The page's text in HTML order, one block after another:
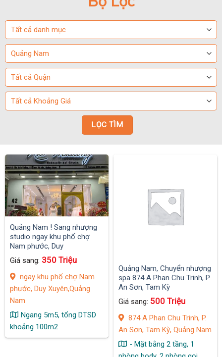
Quảng Nam ! Sang nhượng
studio ngay khu phố chợ
Nam phước, Duy
Xuyên,Quảng Nam
Giá sang: 350 Triệu
ngay khu phố chợ Nam
phước, Duy Xuyên,Quảng
Nam
Ngang 5m5, tổng DTSD
khoảng 100m2
Quảng Nam, Chuyển nhượng
spa 874 A Phan Chu Trinh, P.
An Sơn, Tam Kỳ
Giá sang: 500 Triệu
874 A Phan Chu Trinh, P.
An Sơn, Tam Kỳ, Quảng Nam
- Mặt bằng 2 tầng, 1